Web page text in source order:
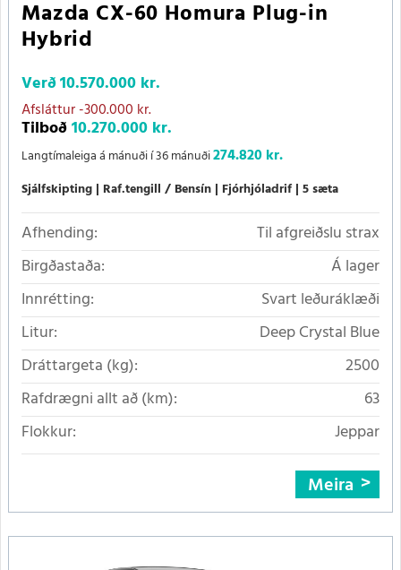
Mazda CX-60 Homura Plug-in
Hybrid
Verð10.570.000 kr.
Afsláttur-300.000 kr.
Tilboð10.270.000 kr.
Langtímaleiga á mánuði í 36 mánuði274.820 kr.
Sjálfskipting Raf.tengill / Bensín Fjórhjóladrif 5 sæta
Afhending:
Til afgreiðslu strax
Birgðastaða:
Á lager
Innrétting:
Svart leðuráklæði
Litur:
Deep Crystal Blue
Dráttargeta (kg):
2500
Rafdrægni allt að (km):
63
Flokkur:
Jeppar
Meira